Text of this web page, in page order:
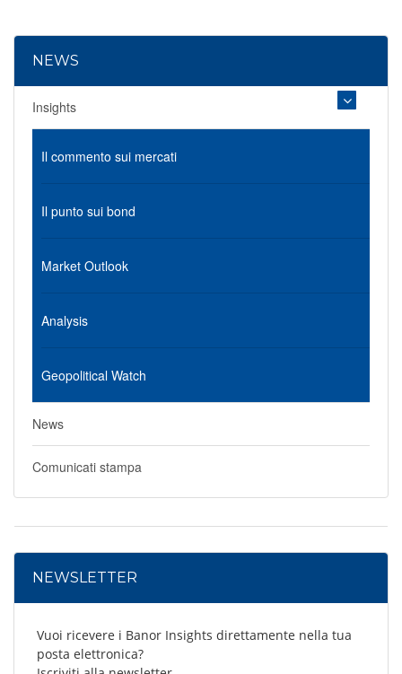
NEWS
Insights
Il commento sui mercati
Il punto sui bond
Market Outlook
Analysis
Geopolitical Watch
News
Comunicati stampa
NEWSLETTER
Vuoi ricevere i Banor Insights direttamente nella tua
posta elettronica?